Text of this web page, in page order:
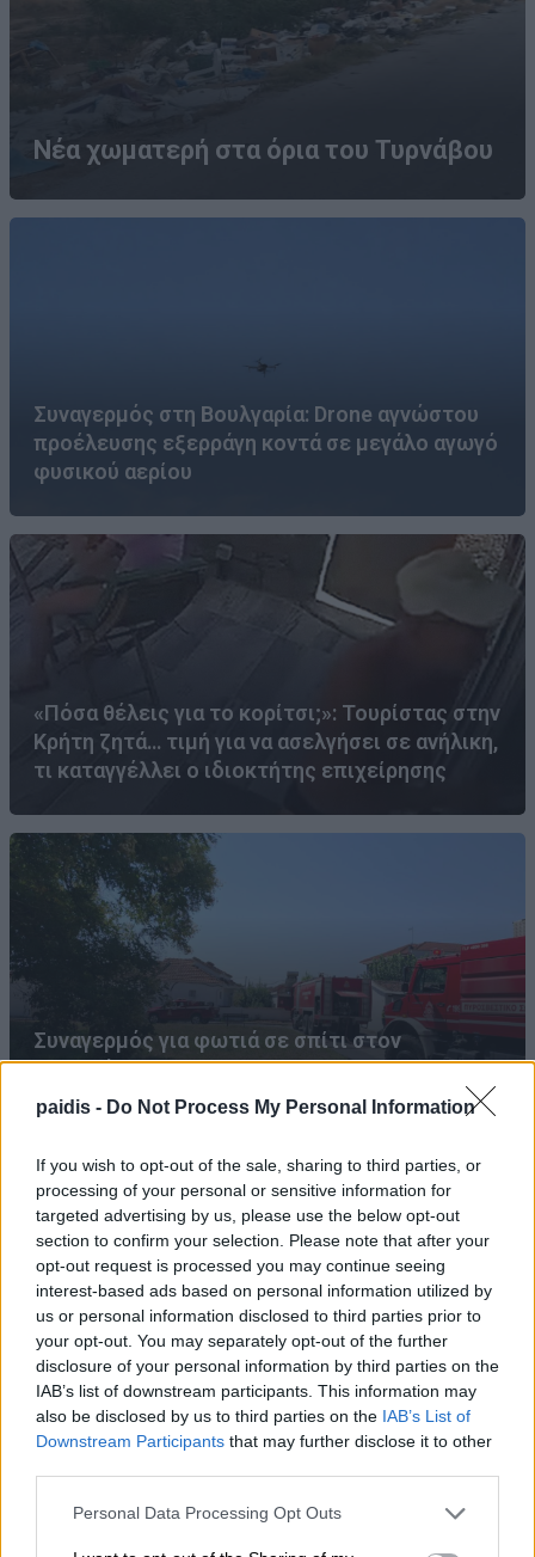
paidis - Do Not Process My Personal Information
If you wish to opt-out of the sale, sharing to third parties, or
processing of your personal or sensitive information for
targeted advertising by us, please use the below opt-out
section to confirm your selection. Please note that after your
opt-out request is processed you may continue seeing
interest-based ads based on personal information utilized by
us or personal information disclosed to third parties prior to
your opt-out. You may separately opt-out of the further
disclosure of your personal information by third parties on the
IAB’s list of downstream participants. This information may
also be disclosed by us to third parties on the IAB’s List of
Downstream Participants that may further disclose it to other
Personal Data Processing Opt Outs
Νέα χωματερή στα όρια του Τυρνάβου
Συναγερμός στη Βουλγαρία: Drone αγνώστου
προέλευσης εξερράγη κοντά σε μεγάλο αγωγό
φυσικού αερίου
«Πόσα θέλεις για το κορίτσι;»: Τουρίστας στην
Κρήτη ζητά… τιμή για να ασελγήσει σε ανήλικη,
τι καταγγέλλει ο ιδιοκτήτης επιχείρησης
Συναγερμός για φωτιά σε σπίτι στον
Αμπελώνα